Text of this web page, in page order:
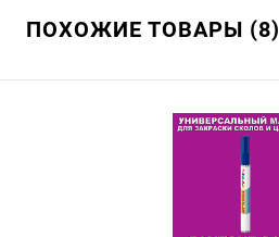
ПОХОЖИЕ ТОВАРЫ (8)